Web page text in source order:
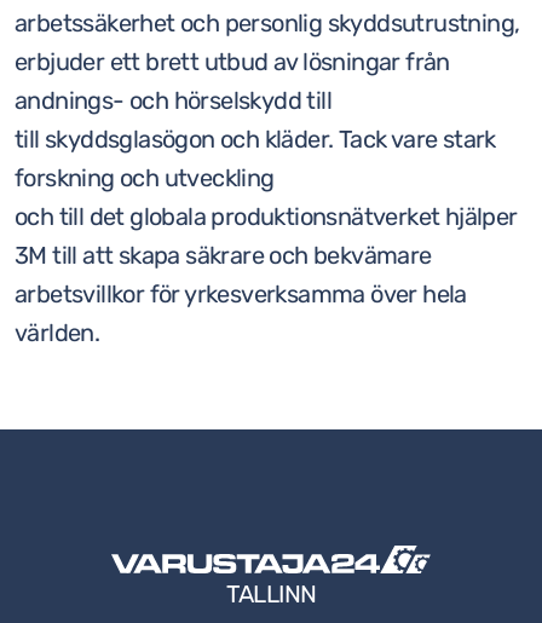
arbetssäkerhet och personlig skyddsutrustning,
erbjuder ett brett utbud av lösningar från
andnings- och hörselskydd till
till skyddsglasögon och kläder. Tack vare stark
forskning och utveckling
och till det globala produktionsnätverket hjälper
3M till att skapa säkrare och bekvämare
arbetsvillkor för yrkesverksamma över hela
världen.
TALLINN